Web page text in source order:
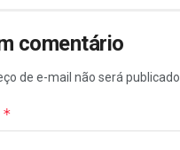
comentário
de e-mail não será publicado.
*